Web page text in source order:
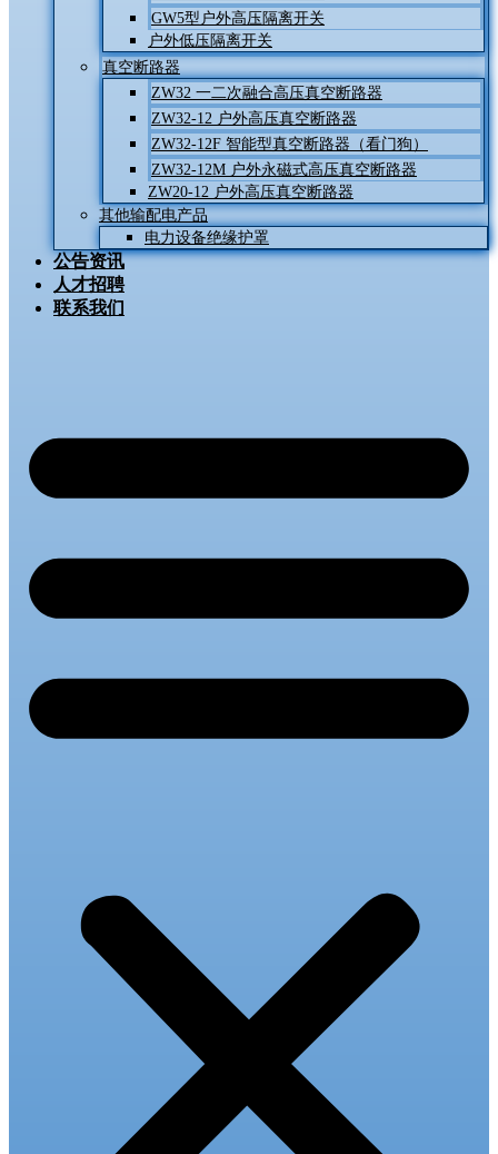
GW5型户外高压隔离开关
户外低压隔离开关
真空断路器
ZW32 一二次融合高压真空断路器
ZW32-12 户外高压真空断路器
ZW32-12F 智能型真空断路器（看门狗）
ZW32-12M 户外永磁式高压真空断路器
ZW20-12 户外高压真空断路器
其他输配电产品
电力设备绝缘护罩
公告资讯
人才招聘
联系我们